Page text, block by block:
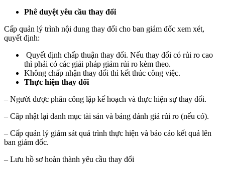
Phê duyệt yêu cầu thay đổi
Cấp quản lý trình nội dung thay đổi cho ban giám đốc xem xét,
quyết định:
Quyết định chấp thuận thay đổi. Nếu thay đổi có rủi ro cao
thì phải có các giải pháp giảm rủi ro kèm theo.
Không chấp nhận thay đổi thì kết thúc công việc.
Thực hiện thay đổi
– Người được phân công lập kế hoạch và thực hiện sự thay đổi.
– Câp nhật lại danh mục tài sản và bảng đánh giá rủi ro (nếu có).
– Cấp quản lý giám sát quá trình thực hiện và báo cáo kết quả lên
ban giám đốc.
– Lưu hồ sơ hoàn thành yêu cầu thay đổi